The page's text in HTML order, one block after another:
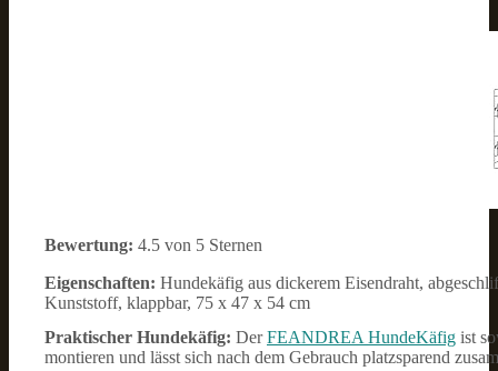
Bewertung: 4.5 von 5 Sternen
Eigenschaften: Hundekäfig aus dickerem Eisendraht,
Kunststoff, klappbar, 75 x 47 x 54 cm
Praktischer Hundekäfig: DerFEANDREA HundeKäfig ist
montieren und lässt sich nach dem Gebrauch platzsparend